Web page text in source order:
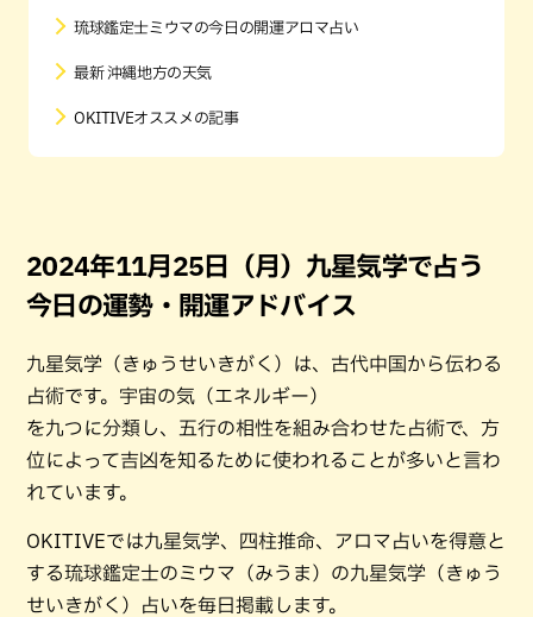
琉球鑑定士ミウマの今日の開運アロマ占い
最新 沖縄地方の天気
OKITIVEオススメの記事
2024年11月25日（月）九星気学で占う
今日の運勢・開運アドバイス
九星気学（きゅうせいきがく）は、古代中国から伝わる
占術です。宇宙の気（エネルギー）
を九つに分類し、五行の相性を組み合わせた占術で、方
位によって吉凶を知るために使われることが多いと言わ
れています。
OKITIVEでは九星気学、四柱推命、アロマ占いを得意と
する琉球鑑定士のミウマ（みうま）の九星気学（きゅう
せいきがく）占いを毎日掲載します。